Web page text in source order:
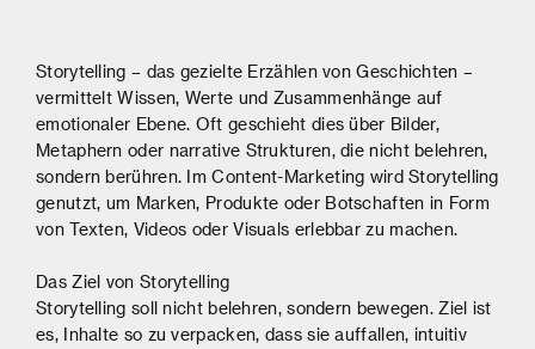
Storytelling – das gezielte Erzählen von Geschichten –
vermittelt Wissen, Werte und Zusammenhänge auf
emotionaler Ebene. Oft geschieht dies über Bilder,
Metaphern oder narrative Strukturen, die nicht belehren,
sondern berühren. Im Content-Marketing wird Storytelling
genutzt, um Marken, Produkte oder Botschaften in Form
von Texten, Videos oder Visuals erlebbar zu machen.
Das Ziel von Storytelling
Storytelling soll nicht belehren, sondern bewegen. Ziel ist
es, Inhalte so zu verpacken, dass sie auffallen, intuitiv